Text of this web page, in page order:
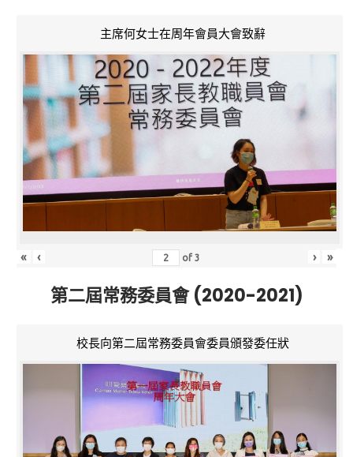
主席何女士在周年會員大會致辭
« ‹ of3 › »
第二屆常務委員會 (2020-2021)
校長向第二屆常務委員會委員頒發委任狀